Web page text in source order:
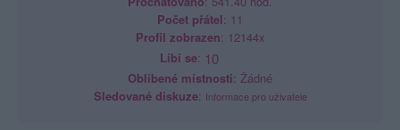
Počet přátel: 11
Profil zobrazen: 12144x
Líbí se: 10
Oblibené místnosti: Žádné
Sledované diskuze: Informace pro uživatele